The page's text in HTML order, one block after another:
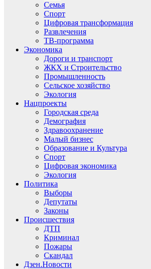
Семья
Спорт
Цифровая трансформация
Развлечения
ТВ-программа
Экономика
Дороги и транспорт
ЖКХ и Строительство
Промышленность
Сельское хозяйство
Экология
Нацпроекты
Городская среда
Демография
Здравоохранение
Малый бизнес
Образование и Культура
Спорт
Цифровая экономика
Экология
Политика
Выборы
Депутаты
Законы
Происшествия
ДТП
Криминал
Пожары
Скандал
Дзен.Новости